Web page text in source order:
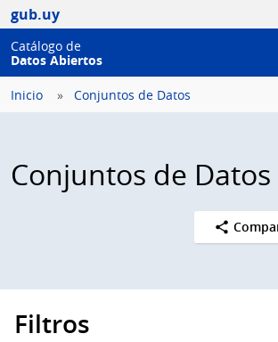
gub.uy
Catálogo de
Datos Abiertos
Inicio Conjuntos de Datos
Conjuntos de Datos
Filtros